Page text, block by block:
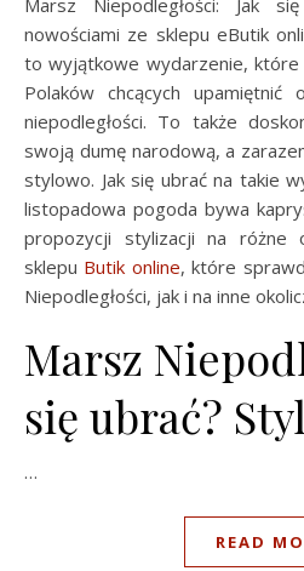
nowościami ze sklepu eButik
to wyjątkowe wydarzenie,
Polaków chcących upamiętnić
niepodległości. To także
swoją dumę narodową, a
stylowo. Jak się ubrać na takie
listopadowa pogoda bywa
propozycji stylizacji na różne
sklepu Butik online, które
Niepodległości, jak i na inne
Marsz
się ubrać?
…
READ